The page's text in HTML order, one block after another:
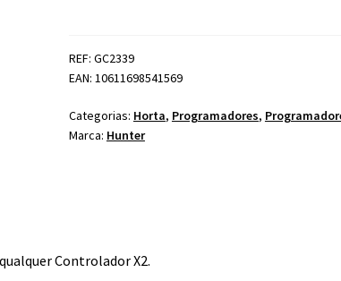
Wi-
Hunter
REF: GC2339
EAN: 10611698541569
Categorias: Horta, Programadores,
Marca: Hunter
Controlador X2.